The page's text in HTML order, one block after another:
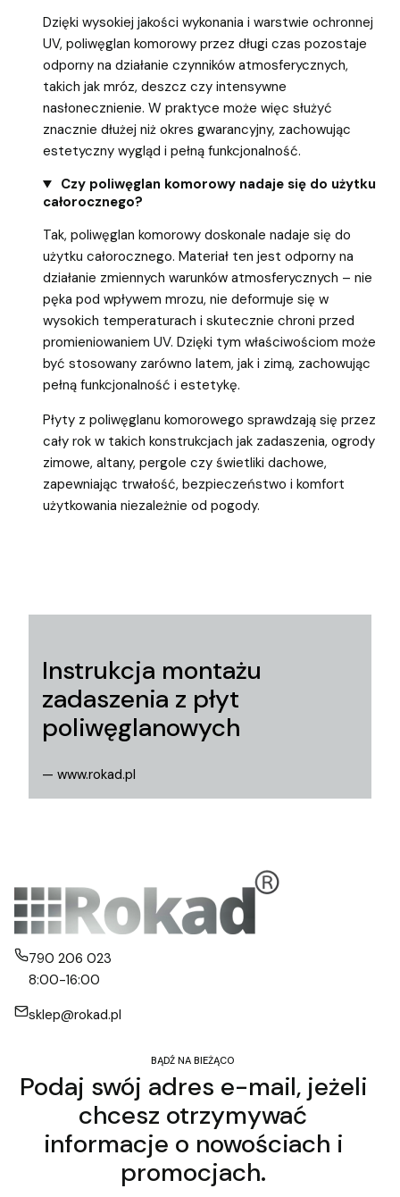
Dzięki wysokiej jakości wykonania i warstwie ochronnej
UV, poliwęglan komorowy przez długi czas pozostaje
odporny na działanie czynników atmosferycznych,
takich jak mróz, deszcz czy intensywne
nasłonecznienie. W praktyce może więc służyć
znacznie dłużej niż okres gwarancyjny, zachowując
estetyczny wygląd i pełną funkcjonalność.
Czy poliwęglan komorowy nadaje się do użytku
całorocznego?
Tak, poliwęglan komorowy doskonale nadaje się do
użytku całorocznego. Materiał ten jest odporny na
działanie zmiennych warunków atmosferycznych – nie
pęka pod wpływem mrozu, nie deformuje się w
wysokich temperaturach i skutecznie chroni przed
promieniowaniem UV. Dzięki tym właściwościom może
być stosowany zarówno latem, jak i zimą, zachowując
pełną funkcjonalność i estetykę.
Płyty z poliwęglanu komorowego sprawdzają się przez
cały rok w takich konstrukcjach jak zadaszenia, ogrody
zimowe, altany, pergole czy świetliki dachowe,
zapewniając trwałość, bezpieczeństwo i komfort
użytkowania niezależnie od pogody.
Instrukcja montażu
zadaszenia z płyt
poliwęglanowych
— www.rokad.pl
790 206 023
8:00-16:00
sklep@rokad.pl
BĄDŹ NA BIEŻĄCO
Podaj swój adres e-mail, jeżeli
chcesz otrzymywać
informacje o nowościach i
promocjach.